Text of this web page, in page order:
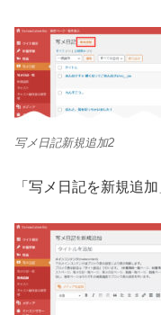
写メ日記新規追加2
「写メ日記を新規追